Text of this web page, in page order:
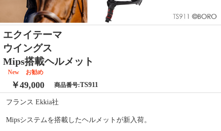
エクイテーマ
ウイングス
Mips搭載ヘルメット
New お勧め
￥49,000 商品番号:TS911
フランス Ekkia社
Mipsシステムを搭載したヘルメットが新入荷。